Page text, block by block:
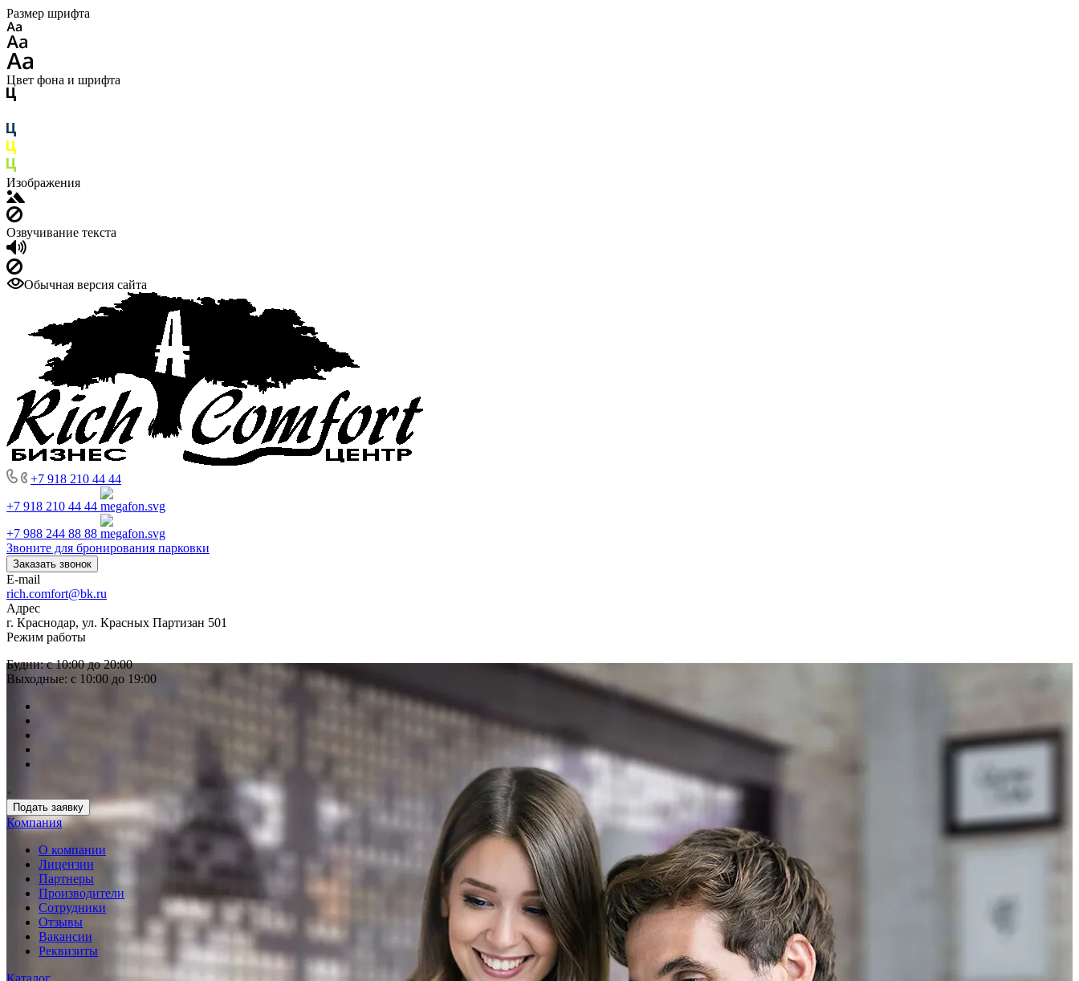
Размер шрифта
Цвет фона и шрифта
Изображения
Озвучивание текста
Обычная версия сайта
+7 918 210 44 44
+7 918 210 44 44
+7 988 244 88 88
Звоните для бронирования парковки
Заказать звонок
E-mail
rich.comfort@bk.ru
Адрес
г. Краснодар, ул. Красных Партизан 501
Режим работы
Будни: с 10:00 до 20:00
Выходные: с 10:00 до 19:00
Подать заявку
Компания
О компании
Лицензии
Партнеры
Производители
Сотрудники
Отзывы
Вакансии
Реквизиты
Каталог